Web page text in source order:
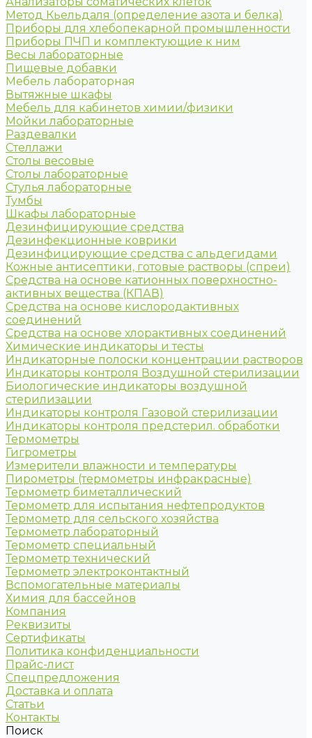
Метод Кьельдаля (определение азота и белка)
Приборы для хлебопекарной промышленности
Приборы ПЧП и комплектующие к ним
Весы лабораторные
Пищевые добавки
Мебель лабораторная
Вытяжные шкафы
Мебель для кабинетов химии/физики
Мойки лабораторные
Раздевалки
Стеллажи
Столы весовые
Столы лабораторные
Стулья лабораторные
Тумбы
Шкафы лабораторные
Дезинфицирующие средства
Дезинфекционные коврики
Дезинфицирующие средства с альдегидами
Кожные антисептики, готовые растворы (спреи)
Средства на основе катионных поверхностно-
активных вещества (КПАВ)
Средства на основе кислородактивных
соединений
Средства на основе хлорактивных соединений
Химические индикаторы и тесты
Индикаторные полоски концентрации растворов
Индикаторы контроля Воздушной стерилизации
Биологические индикаторы воздушной
стерилизации
Индикаторы контроля Газовой стерилизации
Индикаторы контроля предстерил. обработки
Термометры
Гигрометры
Измерители влажности и температуры
Пирометры (термометры инфракрасные)
Термометр биметаллический
Термометр для испытания нефтепродуктов
Термометр для сельского хозяйства
Термометр лабораторный
Термометр специальный
Термометр технический
Термометр электроконтактный
Вспомогательные материалы
Химия для бассейнов
Компания
Реквизиты
Сертификаты
Политика конфиденциальности
Прайс-лист
Спецпредложения
Доставка и оплата
Статьи
Контакты
Поиск